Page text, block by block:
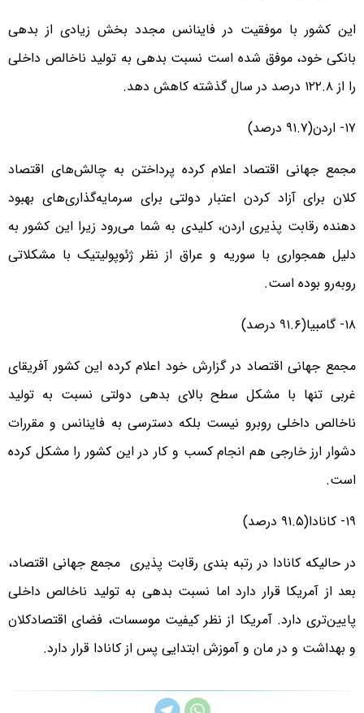
این کشور با موفقیت در فاینانس مجدد بخش زیادی از بدهی‌
بانکی خود، موفق شده است نسبت بدهی به تولید ناخالص داخلی
را از ۱۲۲.۸ درصد در سال گذشته کاهش دهد.
۱۷- اردن(۹۱.۷ درصد)
مجمع جهانی اقتصاد اعلام کرده پرداختن به چالش‌های اقتصاد
کلان برای آزاد کردن اعتبار دولتی برای سرمایه‌گذاری‌های بهبود
دهنده رقابت پذیری اردن، کلیدی به شما می‌رود زیرا این کشور به
دلیل همجواری با سوریه و عراق از نظر ژئوپولیتیک با مشکلاتی
روبه‌رو بوده است.
۱۸- گامبیا(۹۱.۶ درصد)
مجمع جهانی اقتصاد در گزارش خود اعلام کرده این کشور آفریقای
غربی تنها با مشکل سطح بالای بدهی دولتی نسبت به تولید
ناخالص داخلی روبرو نیست بلکه دسترسی به فاینانس و مقررات
دشوار ارز خارجی هم انجام کسب و کار در این کشور را مشکل کرده
است.
۱۹- کانادا(۹۱.۵ درصد)
در حالیکه کانادا در رتبه بندی رقابت پذیری مجمع جهانی اقتصاد،
بعد از آمریکا قرار دارد اما نسبت بدهی به تولید ناخالص داخلی
پایین‌تری دارد. آمریکا از نظر کیفیت موسسات، فضای اقتصادکلان
و بهداشت و در مان و آموزش ابتدایی پس از کانادا قرار دارد.